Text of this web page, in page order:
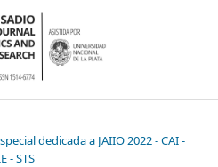
dedicada a JAIIO 2022 - CAI -
- STS